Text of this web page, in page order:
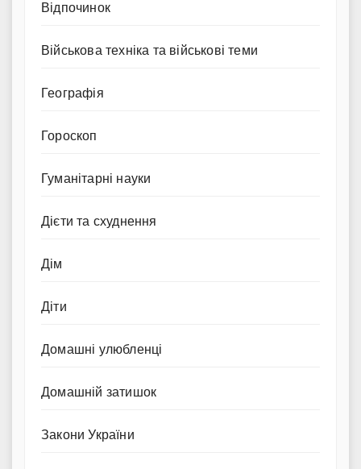
Відпочинок
Військова техніка та військові теми
Географія
Гороскоп
Гуманітарні науки
Дієти та схуднення
Дім
Діти
Домашні улюбленці
Домашній затишок
Закони України